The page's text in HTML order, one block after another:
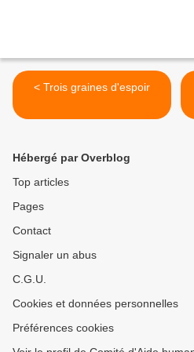
< Trois graines d'espoir
Hébergé par Overblog
Top articles
Pages
Contact
Signaler un abus
C.G.U.
Cookies et données personnelles
Préférences cookies